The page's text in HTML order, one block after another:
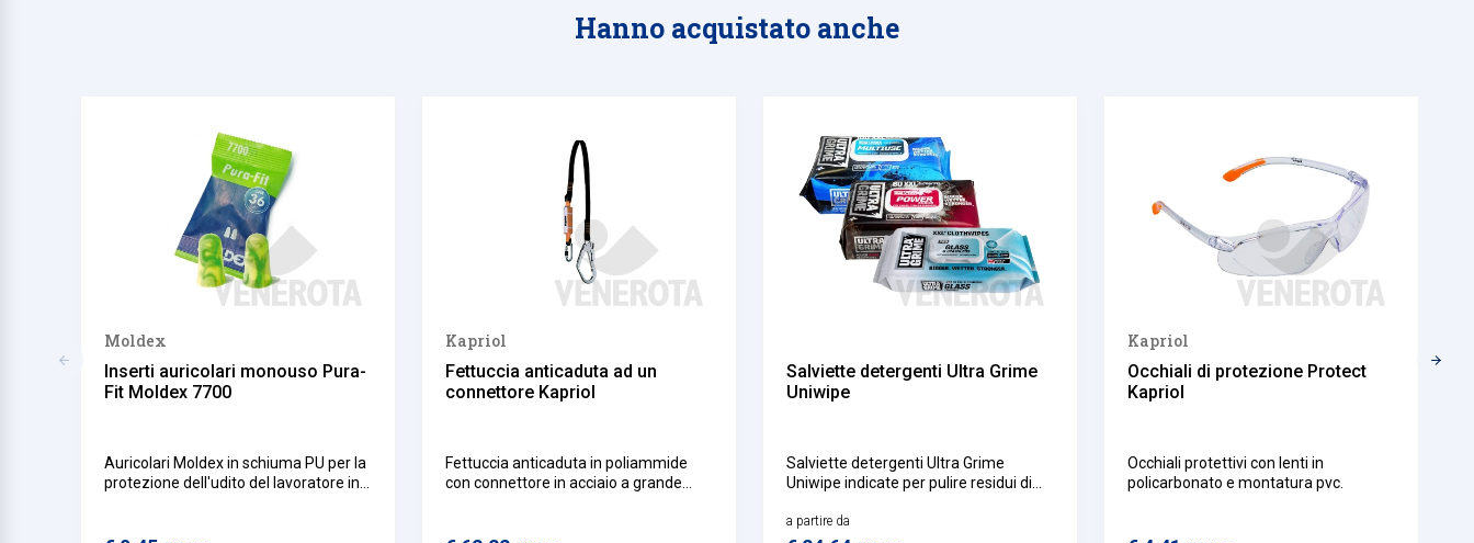
Hanno acquistato anche
Moldex
Inserti auricolari monouso Pura-
Fit Moldex 7700
Auricolari Moldex in schiuma PU per la
protezione dell'udito del lavoratore in
Kapriol
Fettuccia anticaduta ad un
connettore Kapriol
Fettuccia anticaduta in poliammide
con connettore in acciaio a grande
Salviette detergenti Ultra Grime
Uniwipe
Salviette detergenti Ultra Grime
Uniwipe indicate per pulire residui di
inchiostro, schiuma poliuretanica e
a partire da
Kapriol
Occhiali di protezione Protect
Kapriol
Occhiali protettivi con lenti in
policarbonato e montatura pvc.